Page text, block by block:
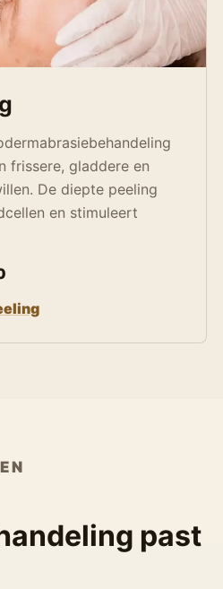
frissere, gladdere en
De diepte peeling
en stimuleert
past